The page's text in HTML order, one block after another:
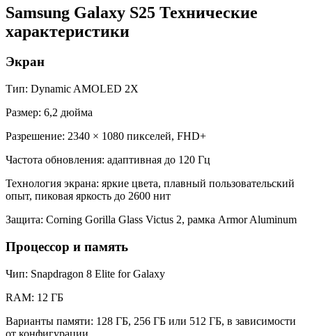
Samsung Galaxy S25 Технические
характеристики
Экран
Тип: Dynamic AMOLED 2X
Размер: 6,2 дюйма
Разрешение: 2340 × 1080 пикселей, FHD+
Частота обновления: адаптивная до 120 Гц
Технология экрана: яркие цвета, плавный пользовательский
опыт, пиковая яркость до 2600 нит
Защита: Corning Gorilla Glass Victus 2, рамка Armor Aluminum
Процессор и память
Чип: Snapdragon 8 Elite for Galaxy
RAM: 12 ГБ
Варианты памяти: 128 ГБ, 256 ГБ или 512 ГБ, в зависимости
от конфигурации